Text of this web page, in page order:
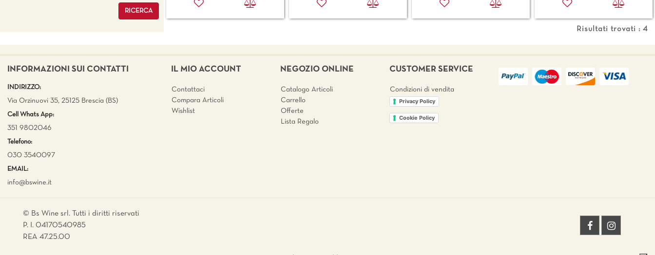
Risultati trovati : 4
INFORMAZIONI SUI CONTATTI
INDIRIZZO:
Via Orzinuovi 35, 25125 Brescia (BS)
Cell Whats App:
351 9802046
Telefono:
030 3540097
EMAIL:
info@bswine.it
IL MIO ACCOUNT
Contattaci
Compara Articoli
Wishlist
NEGOZIO ONLINE
Catalogo Articoli
Carrello
Offerte
Lista Regalo
CUSTOMER SERVICE
Condizioni di vendita
Privacy Policy
Cookie Policy
© Bs Wine srl. Tutti i diritti riservati
P. I. 04170540985
REA 47.25.00